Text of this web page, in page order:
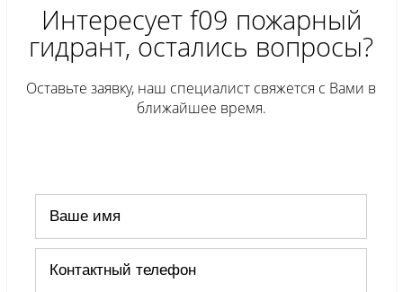
Интересует f09 пожарный
гидрант, остались вопросы?
Оставьте заявку, наш специалист свяжется с Вами в
ближайшее время.